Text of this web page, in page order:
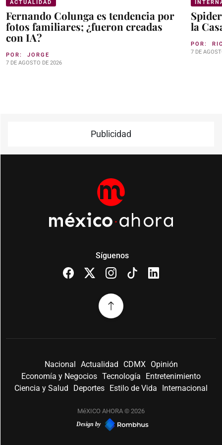
ACTUALIDAD
Fernando Colunga es tendencia por
fotos familiares; ¿fueron creadas
con IA?
POR: JORGE
7 DE AGOSTO DE 2026
la
POR:
7 DE
Publicidad
Síguenos
Nacional Actualidad CDMX
Opinión
Economía y Negocios Tecnología
Entretenimiento
Ciencia y Salud
Deportes Estilo de Vida Internacional
MéXICO AHORA © 2026
Design by